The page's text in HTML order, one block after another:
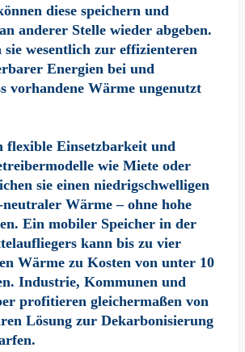
diese speichern und
anderer Stelle wieder abgeben.
wesentlich zur effizienteren
Energien bei und
vorhandene Wärme ungenutzt
flexible Einsetzbarkeit und
wie Miete oder
sie einen niedrigschwelligen
neutraler Wärme – ohne hohe
Ein mobiler Speicher in der
kann bis zu vier
Wärme zu Kosten von unter 10
Industrie, Kommunen und
profitieren gleichermaßen von
Lösung zur Dekarbonisierung